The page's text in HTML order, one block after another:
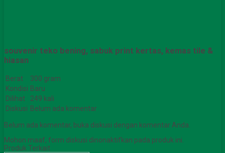
souvenir teko bening, sabuk print kertas, kemas tile &
hiasan
Berat
300 gram
Kondisi Baru
Dilihat
249 kali
Diskusi Belum ada komentar
Belum ada komentar, buka diskusi dengan komentar Anda.
Mohon maaf, form diskusi dinonaktifkan pada produk ini.
Produk Terkait